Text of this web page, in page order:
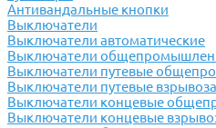
Антивандальные кнопки
Выключатели
Выключатели автоматические
Выключатели
Выключатели путевые
Выключатели путевые
Выключатели концевые
Выключатели концевые